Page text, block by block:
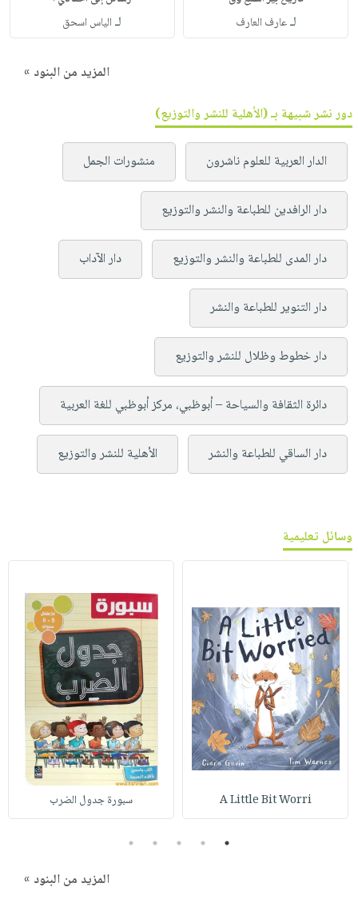
لـعارف العارف لـ الياس اسحق
المزيد من البنود »
دور نشر شبيهة بـ (الأهلية للنشر والتوزيع)
الدار العربية للعلوم ناشرون منشورات الجمل
دار الرافدين للطباعة والنشر والتوزيع
دار المدى للطباعة والنشر والتوزيع دار الآداب
دار التنوير للطباعة والنشر
دار خطوط وظلال للنشر والتوزيع
دائرة الثقافة والسياحة – أبوظبي، مركز أبوظبي للغة العربية
دار الساقي للطباعة والنشر الأهلية للنشر والتوزيع
وسائل تعليمية
A Little Bit Worri سبورة جدول الضرب
1
2
3
4
5
المزيد من البنود »